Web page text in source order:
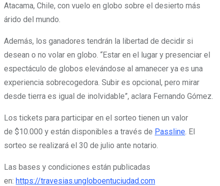
Atacama, Chile, con vuelo en globo sobre el desierto más
árido del mundo.
Además, los ganadores tendrán la libertad de decidir si
desean o no volar en globo. “Estar en el lugar y presenciar el
espectáculo de globos elevándose al amanecer ya es una
experiencia sobrecogedora. Subir es opcional, pero mirar
desde tierra es igual de inolvidable”, aclara Fernando Gómez.
Los tickets para participar en el sorteo tienen un valor
de $10.000 y están disponibles a través de Passline. El
sorteo se realizará el 30 de julio ante notario.
Las bases y condiciones están publicadas
en: https://travesias.ungloboentuciudad.com